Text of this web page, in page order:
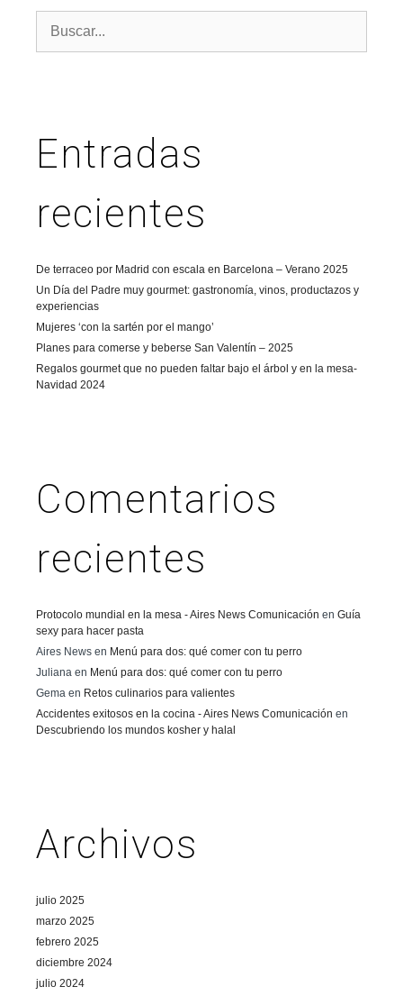
Entradas
recientes
De terraceo por Madrid con escala en Barcelona – Verano 2025
Un Día del Padre muy gourmet: gastronomía, vinos, productazos y
experiencias
Mujeres ‘con la sartén por el mango’
Planes para comerse y beberse San Valentín – 2025
Regalos gourmet que no pueden faltar bajo el árbol y en la mesa-
Navidad 2024
Comentarios
recientes
Protocolo mundial en la mesa - Aires News Comunicación en Guía
sexy para hacer pasta
Aires News en Menú para dos: qué comer con tu perro
Juliana en Menú para dos: qué comer con tu perro
Gema en Retos culinarios para valientes
Accidentes exitosos en la cocina - Aires News Comunicación en
Descubriendo los mundos kosher y halal
Archivos
julio 2025
marzo 2025
febrero 2025
diciembre 2024
julio 2024